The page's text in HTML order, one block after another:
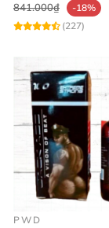
841.000₫
-18%
(227)
PWD